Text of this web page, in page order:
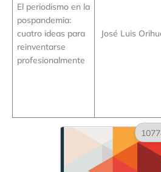
El periodismo en la
pospandemia:
cuatro ideas para
reinventarse
profesionalmente
José Luis